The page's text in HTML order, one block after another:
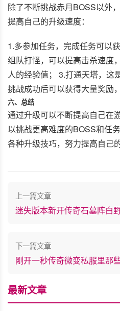
除了不断挑战赤月BOSS以外
提高自己的升级速度：
1.多参加任务，完成任务可以
组队打怪，可以提高击杀速度
人的经验值； 3.打通天塔，这
挑战成功后可以获得大量奖励
六、总结
通过升级可以不断提高自己在
以挑战更高难度的BOSS和任
各种升级技巧，努力提高自己
上一篇文章
迷失版本新开传奇石墓阵白
下一篇文章
刚开一秒传奇微变私服里那
最新文章